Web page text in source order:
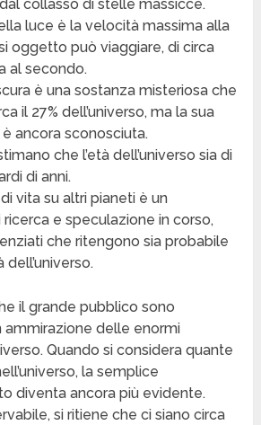
collasso di stelle massicce.
luce è la velocità massima alla
oggetto può viaggiare, di circa
al secondo.
è una sostanza misteriosa che
il 27% dell’universo, ma la sua
ancora sconosciuta.
che l’età dell’universo sia di
di anni.
vita su altri pianeti è un
e speculazione in corso,
che ritengono sia probabile
il grande pubblico sono
delle enormi
Quando si considera quante
la semplice
diventa ancora più evidente.
si ritiene che ci siano circa